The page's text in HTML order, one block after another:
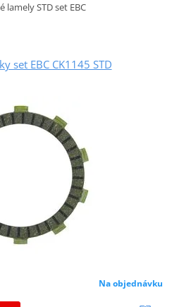
lamely STD set EBC
set EBC CK1145 STD
Na objednávku